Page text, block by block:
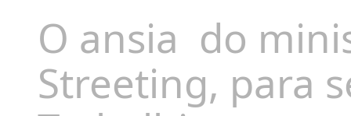
O ansia do
Streeting, para